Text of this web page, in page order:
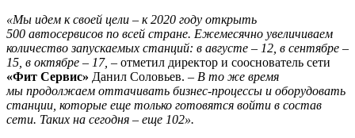
«Мы идем к своей цели – к 2020 году открыть
500 автосервисов по всей стране. Ежемесячно увеличиваем
количество запускаемых станций: в августе – 12, в сентябре –
15, в октябре – 17, – отметил директор и сооснователь сети
«Фит Сервис» Данил Соловьев. – В то же время
мы продолжаем оттачивать бизнес-процессы и оборудовать
станции, которые еще только готовятся войти в состав
сети. Таких на сегодня – еще 102».